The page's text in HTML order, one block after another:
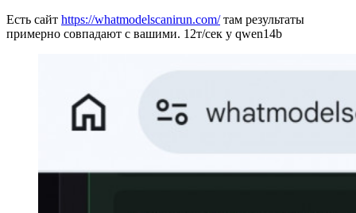
Есть сайт https://whatmodelscanirun.com/там результаты
примерно совпадают с вашими. 12т/сек у qwen14b